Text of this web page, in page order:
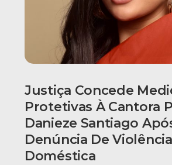
Justiça Concede
Protetivas À Cantora
Danieze Santiago
Denúncia De Violência
Doméstica